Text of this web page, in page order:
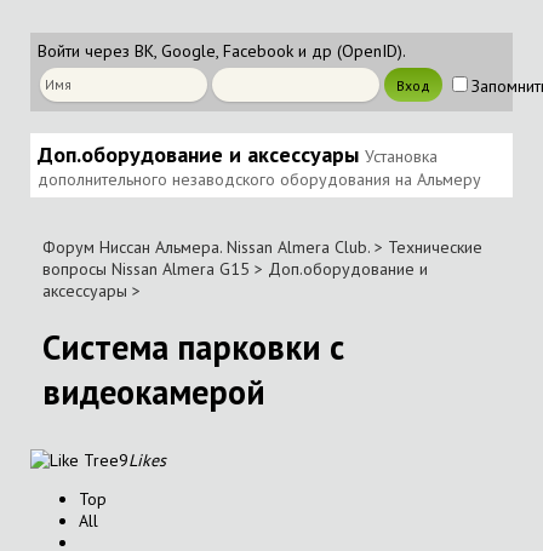
Войти через ВК, Google, Facebook и др (OpenID).
Доп.оборудование и аксессуары Установка
дополнительного незаводского оборудования на Альмеру
Форум Ниссан Альмера. Nissan Almera Club. > Технические
вопросы Nissan Almera G15 > Доп.оборудование и
аксессуары >
Система парковки с
видеокамерой
9Likes
Top
All